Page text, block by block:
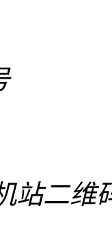
站二维